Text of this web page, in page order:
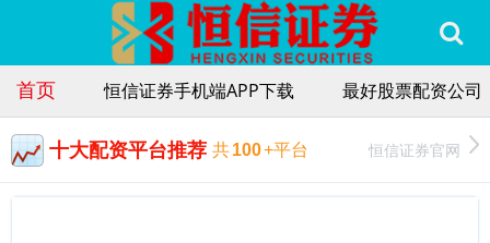
首页 恒信证券手机端APP下载 最好股票配资公司
十大配资平台推荐 共100+平台 恒信证券官网